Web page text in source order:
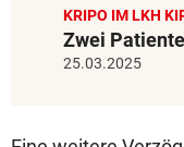
KRIPO IM LKH
Zwei
25.03.2025